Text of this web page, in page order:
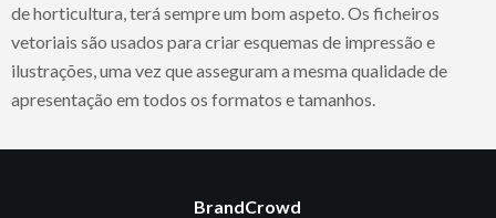
de horticultura, terá sempre um bom aspeto. Os ficheiros
vetoriais são usados para criar esquemas de impressão e
ilustrações, uma vez que asseguram a mesma qualidade de
apresentação em todos os formatos e tamanhos.
BrandCrowd